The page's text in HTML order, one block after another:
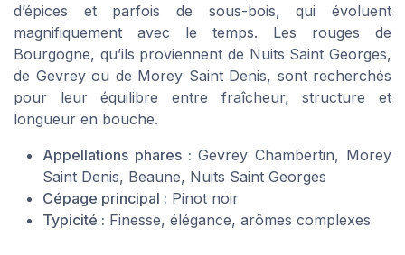
d’épices et parfois de sous-bois, qui évoluent
magnifiquement avec le temps. Les rouges de
Bourgogne, qu’ils proviennent de Nuits Saint Georges,
de Gevrey ou de Morey Saint Denis, sont recherchés
pour leur équilibre entre fraîcheur, structure et
longueur en bouche.
Appellations phares : Gevrey Chambertin, Morey
Saint Denis, Beaune, Nuits Saint Georges
Cépage principal : Pinot noir
Typicité : Finesse, élégance, arômes complexes